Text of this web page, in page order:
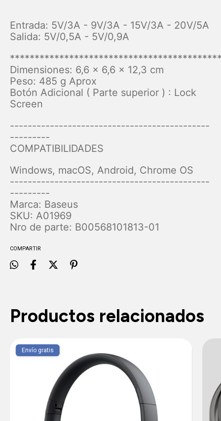
Entrada: 5V/3A - 9V/3A - 15V/3A - 20V/5A
Salida: 5V/0,5A - 5V/0,9A
Dimensiones: 6,6 x 6,6 x 12,3 cm
Peso: 485 g Aprox
Botón Adicional ( Parte superior ) : Lock
Screen
---------------------------------------------
---------
COMPATIBILIDADES
Windows, macOS, Android, Chrome OS
---------------------------------------------
---------
Marca: Baseus
SKU: A01969
Nro de parte: B00568101813-01
COMPARTIR
Productos relacionados
Envío gratis